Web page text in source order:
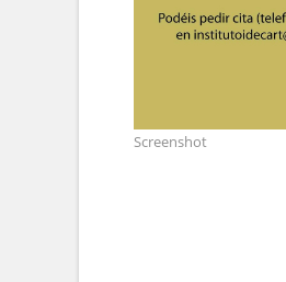
Screenshot